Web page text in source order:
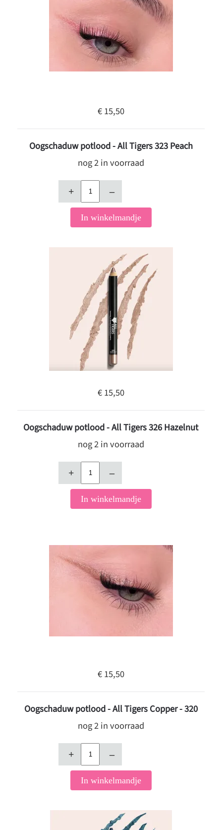
€ 15,50
Oogschaduw potlood - All Tigers 323 Peach
nog 2 in voorraad
+ –
In winkelmandje
€ 15,50
Oogschaduw potlood - All Tigers 326 Hazelnut
nog 2 in voorraad
+ –
In winkelmandje
€ 15,50
Oogschaduw potlood - All Tigers Copper - 320
nog 2 in voorraad
+ –
In winkelmandje